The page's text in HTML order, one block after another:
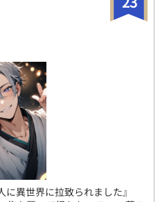
に異世界に拉致られました』